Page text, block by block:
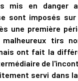
mis en danger
sont imposés
une première
malheureux tirs
ont fait la
de
servi dans